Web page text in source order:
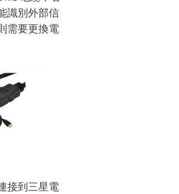
識別外部信
需要更換電
接到三星電